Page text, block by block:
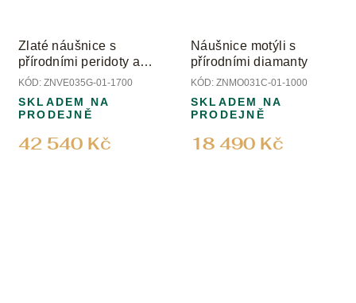
Zlaté náušnice s
přírodními peridoty a
diamanty
KÓD: ZNVE035G-01-1700
42 540 Kč
SKLADEM NA
PRODEJNĚ
Náušnice motýli s
přírodními diamanty
KÓD: ZNMO031C-01-1000
18 490 Kč
SKLADEM NA
PRODEJNĚ